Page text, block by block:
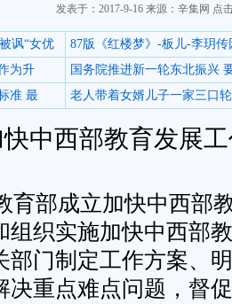
发表于：2017-9-16 来源：辛集网 点
讽“女优
87版《红楼梦》-板儿-李玥传
为升
国务院推进新一轮东北振兴
准 最
老人带着女婿儿子一家三口
中西部教育发展
部成立加快中西部教
组织实施加快中西部
部门制定工作方案、
决重点难点问题，督